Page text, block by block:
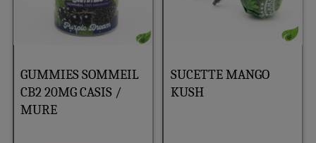
GUMMIES SOMMEIL
CB2 20MG CASIS /
MURE
SUCETTE MANGO
KUSH